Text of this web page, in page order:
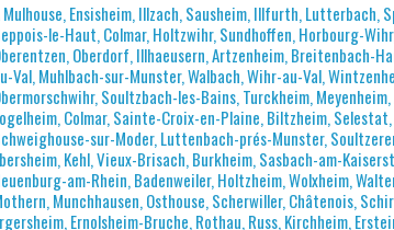
Mulhouse, Ensisheim, Illzach, Sausheim, Illfurth, Lutterbach,
le-Haut, Colmar, Holtzwihr, Sundhoffen, Horbourg-
Oberdorf, Illhaeusern, Artzenheim, Breitenbach-
Val, Muhlbach-sur-Munster, Walbach, Wihr-au-Val,
Soultzbach-les-Bains, Turckheim,
Colmar, Sainte-Croix-en-Plaine, Biltzheim,
sur-Moder, Luttenbach-prés-Munster,
Kehl, Vieux-Brisach, Burkheim, Sasbach-am-
am-Rhein, Badenweiler, Holtzheim, Wolxheim,
Munchhausen, Osthouse, Scherwiller, Châtenois,
Ernolsheim-Bruche, Rothau, Russ, Kirchheim,